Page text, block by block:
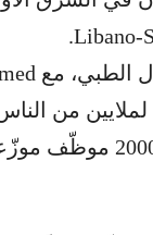
لملايين من